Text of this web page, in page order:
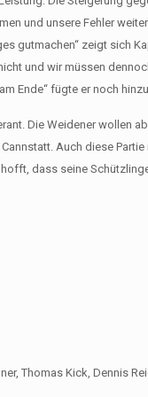
und unsere Fehler
gutmachen“ zeigt sich
und wir müssen
Ende“ fügte er noch
Die Weidener wollen
Auch diese
dass seine
Thomas Kick, Dennis